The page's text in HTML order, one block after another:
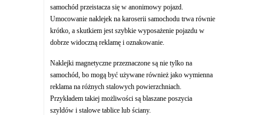
samochód przeistacza się w anonimowy pojazd.
Umocowanie naklejek na karoserii samochodu trwa równie
krótko, a skutkiem jest szybkie wyposażenie pojazdu w
dobrze widoczną reklamę i oznakowanie.
Naklejki magnetyczne przeznaczone są nie tylko na
samochód, bo mogą być używane również jako wymienna
reklama na różnych stalowych powierzchniach.
Przykładem takiej możliwości są blaszane poszycia
szyldów i stalowe tablice lub ściany.